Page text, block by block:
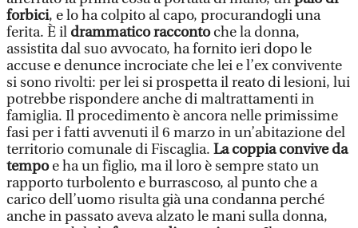
forbici, e lo ha colpito al capo, procurandogli una
ferita. È il drammatico raccontoche la donna,
assistita dal suo avvocato, ha fornito ieri dopo le
accuse e denunce incrociate che lei e l’ex convivente
si sono rivolti: per lei si prospetta il reato di lesioni, lui
potrebbe rispondere anche di maltrattamenti in
famiglia. Il procedimento è ancora nelle primissime
fasi per i fatti avvenuti il 6 marzo in un’abitazione del
territorio comunale di Fiscaglia. La coppia convive da
tempoe ha un figlio, ma il loro è sempre stato un
rapporto turbolento e burrascoso, al punto che a
carico dell’uomo risulta già una condanna perché
anche in passato aveva alzato le mani sulla donna,